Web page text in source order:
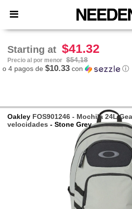
× App de Needen
¡Mejores precios en app!
Starting at $41.32
Precio al por menor $54,18
o 4 pagos de $10.33 con ⓘ
Oakley FOS901246 - Mochila 24L
velocidades - Stone Grey